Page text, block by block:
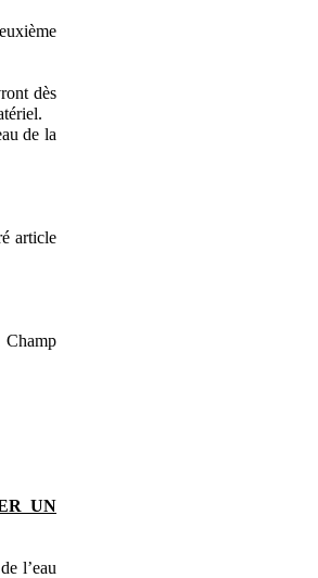
dès
de la
article
Champ
UN
l’eau